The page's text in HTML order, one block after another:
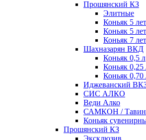
Прошянский КЗ
Элитные
Коньяк 5
Коньяк 5
Коньяк 7
Шахназарян ВКД
Коньяк 0,5 л
Коньяк 0,25
Коньяк 0,70
Иджеванский
СИС АЛКО
Веди Алко
САМКОН /
Коньяк
Прошянский КЗ
Эксклюзив